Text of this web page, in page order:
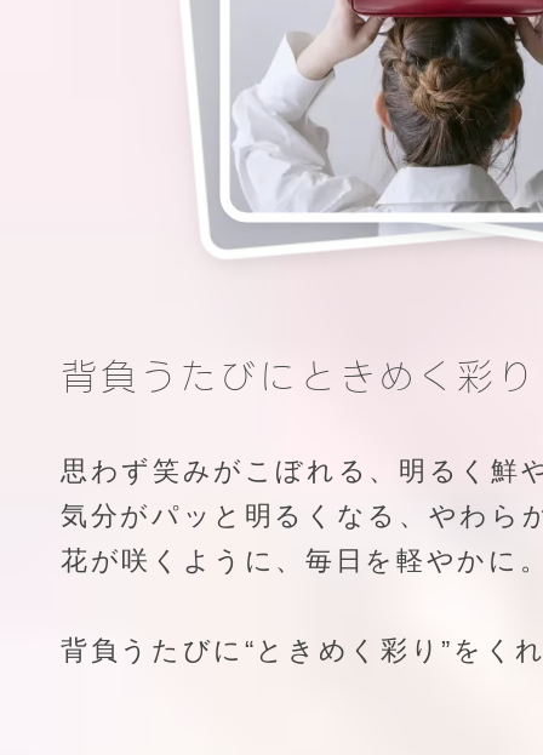
背負うたびにときめく彩り
思わず笑みがこぼれる、明るく鮮
気分がパッと明るくなる、やわら
花が咲くように、毎日を軽やかに
背負うたびに“ときめく彩り”をく